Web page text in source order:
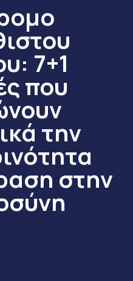
7+1
που
την
στην